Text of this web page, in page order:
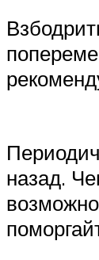
назад.